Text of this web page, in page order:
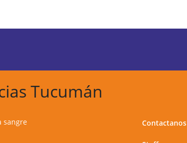
Tucumán
sangre
Contactanos